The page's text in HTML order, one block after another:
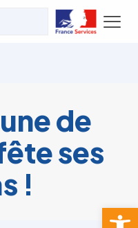
Ouvrir
de
ses
!